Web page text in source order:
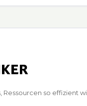
so effizient